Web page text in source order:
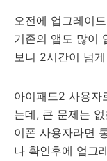
오전에 업그레이
기존의 앱도 많이
보니 2시간이 넘
아이패드2 사용
는데, 큰 문제는
이폰 사용자라면
나 확인후에 업그